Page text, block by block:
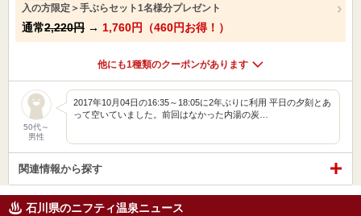
入の方限定＞手ぶらセット1名様分プレゼント
通常2,220円 → 1,760円（460円お得！）
他にも1種類のクーポンがあります
50代～
男性
2017年10月04日の16:35～18:05に2年ぶりに利用 平日の夕刻とあ
って空いていました。前回はなかった内湯の炭…
関連情報から探す
石川県のニフティ温泉ニュース